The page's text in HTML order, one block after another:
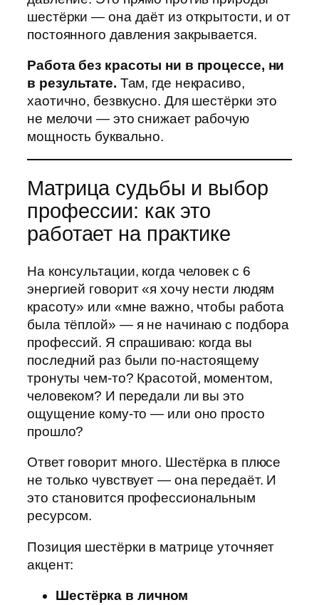
шестёрки — она даёт из открытости, и от
постоянного давления закрывается.
Работа без красоты ни в процессе, ни
в результате. Там, где некрасиво,
хаотично, безвкусно. Для шестёрки это
не мелочи — это снижает рабочую
мощность буквально.
Матрица судьбы и выбор
профессии: как это
работает на практике
На консультации, когда человек с 6
энергией говорит «я хочу нести людям
красоту» или «мне важно, чтобы работа
была тёплой» — я не начинаю с подбора
профессий. Я спрашиваю: когда вы
последний раз были по-настоящему
тронуты чем-то? Красотой, моментом,
человеком? И передали ли вы это
ощущение кому-то — или оно просто
прошло?
Ответ говорит много. Шестёрка в плюсе
не только чувствует — она передаёт. И
это становится профессиональным
ресурсом.
Позиция шестёрки в матрице уточняет
акцент:
Шестёрка в личном